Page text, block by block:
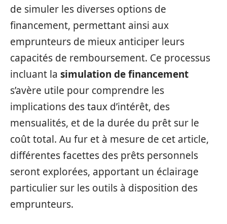
de simuler les diverses options de
financement, permettant ainsi aux
emprunteurs de mieux anticiper leurs
capacités de remboursement. Ce processus
incluant la simulation de financement
s’avère utile pour comprendre les
implications des taux d’intérêt, des
mensualités, et de la durée du prêt sur le
coût total. Au fur et à mesure de cet article,
différentes facettes des prêts personnels
seront explorées, apportant un éclairage
particulier sur les outils à disposition des
emprunteurs.